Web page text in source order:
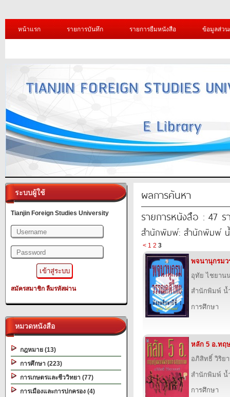
หน้าแรก รายการบันทึก รายการยืมหนังสือ ข้อมูลส่ว
ระบบผู้ใช้
Tianjin Foreign Studies University
สมัครสมาชิก ลืมรหัสผ่าน
หมวดหนังสือ
กฎหมาย (13)
การศึกษา (223)
การเกษตรและชีววิทยา (77)
การเมืองและการปกครอง (4)
ผลการค้นหา
รายการหนังสือ : 47 ร
สำนักพิมพ์: สำนักพิมพ์
< 1 2 3
พจนานุกรม
อุทัย ไชยาน
สำนักพิมพ์ น้
การศึกษา
หลัก 5 อ.ทฤ
อภิสิทธิ์ วิริย
สำนักพิมพ์ น้
การศึกษา